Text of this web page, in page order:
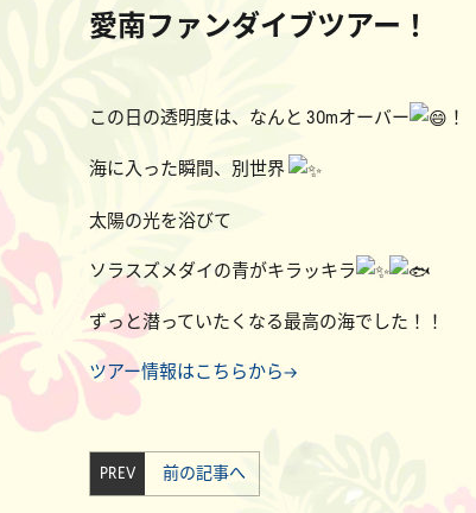
愛南ファンダイブツアー！
この日の透明度は、なんと 30mオーバー ！
海に入った瞬間、別世界
太陽の光を浴びて
ソラスズメダイの青がキラッキラ
ずっと潜っていたくなる最高の海でした！！
ツアー情報はこちらから→
PREV 前の記事へ